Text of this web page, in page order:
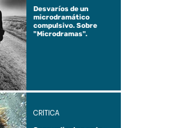
Desvaríos de un
microdramático
compulsivo. Sobre
"Microdramas".
CRÍTICA